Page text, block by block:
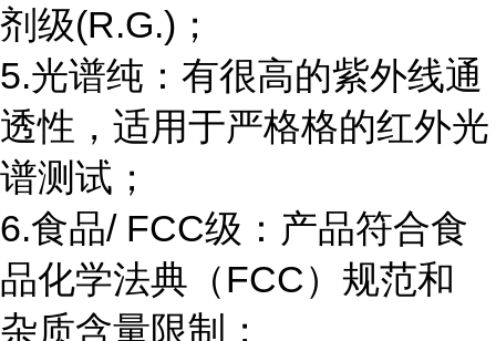
剂级(R.G.)；
5.光谱纯：有很高的紫外线通
透性，适用于严格格的红外光
谱测试；
6.食品/ FCC级：产品符合食
品化学法典（FCC）规范和
杂质含量限制；